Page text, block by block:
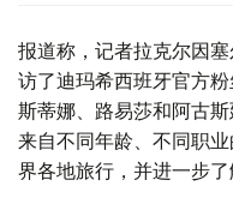
报道称，记者拉克尔因
访了迪玛希西班牙官方
斯蒂娜、路易莎和阿古
来自不同年龄、不同职
界各地旅行，并进一步了